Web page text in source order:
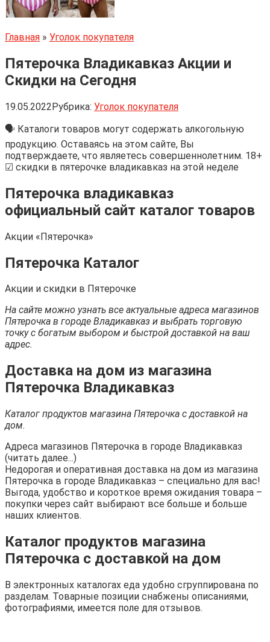
Главная » Уголок покупателя
Пятерочка Владикавказ Акции и
Скидки на Сегодня
19.05.2022Рубрика: Уголок покупателя
🗣 Каталоги товаров могут содержать алкогольную
продукцию. Оставаясь на этом сайте, Вы
подтверждаете, что являетесь совершеннолетним. 18+
☑ скидки в пятерочке владикавказ на этой неделе
Пятерочка владикавказ
официальный сайт каталог товаров
Акции «Пятерочка»
Пятерочка Каталог
Акции и скидки в Пятерочке
На сайте можно узнать все актуальные адреса магазинов
Пятерочка в городе Владикавказ и выбрать торговую
точку с богатым выбором и быстрой доставкой на ваш
адрес.
Доставка на дом из магазина
Пятерочка Владикавказ
Каталог продуктов магазина Пятерочка с доставкой на
дом.
Адреса магазинов Пятерочка в городе Владикавказ
(читать далее...)
Недорогая и оперативная доставка на дом из магазина
Пятерочка в городе Владикавказ – специально для вас!
Выгода, удобство и короткое время ожидания товара –
покупки через сайт выбирают все больше и больше
наших клиентов.
Каталог продуктов магазина
Пятерочка с доставкой на дом
В электронных каталогах еда удобно сгруппирована по
разделам. Товарные позиции снабжены описаниями,
фотографиями, имеется поле для отзывов.